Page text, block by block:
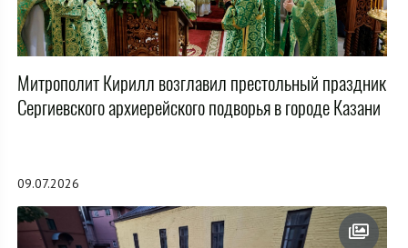
Митрополит Кирилл возглавил престольный праздник
Сергиевского архиерейского подворья в городе Казани
09.07.2026